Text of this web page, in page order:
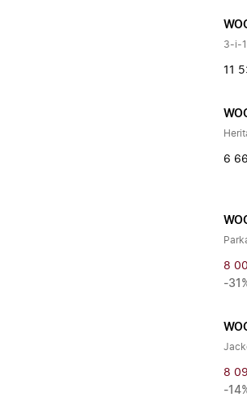
3-i-1
11
6
8
-
8
-